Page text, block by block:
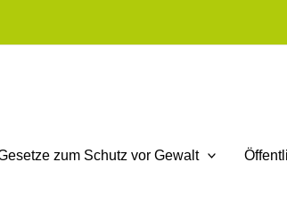
zum Schutz vor Gewalt